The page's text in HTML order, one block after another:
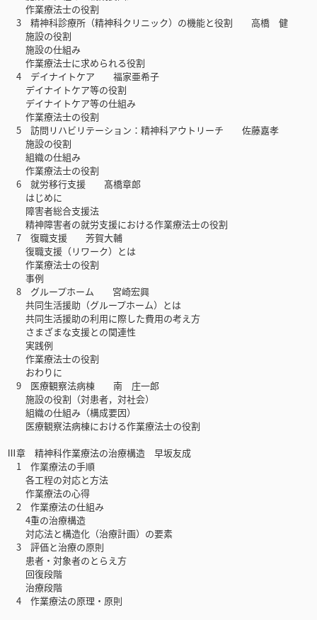
作業療法士の役割
3 精神科診療所（精神科クリニック）の機能と役割 高橋 健
施設の役割
施設の仕組み
作業療法士に求められる役割
4 デイナイトケア 福家亜希子
デイナイトケア等の役割
デイナイトケア等の仕組み
作業療法士の役割
5 訪問リハビリテーション：精神科アウトリーチ 佐藤嘉孝
施設の役割
組織の仕組み
作業療法士の役割
6 就労移行支援 髙橋章郎
はじめに
障害者総合支援法
精神障害者の就労支援における作業療法士の役割
7 復職支援 芳賀大輔
復職支援（リワーク）とは
作業療法士の役割
事例
8 グループホーム 宮崎宏興
共同生活援助（グループホーム）とは
共同生活援助の利用に際した費用の考え方
さまざまな支援との関連性
実践例
作業療法士の役割
おわりに
9 医療観察法病棟 南 庄一郎
施設の役割（対患者，対社会）
組織の仕組み（構成要因）
医療観察法病棟における作業療法士の役割
Ⅲ章 精神科作業療法の治療構造 早坂友成
1 作業療法の手順
各工程の対応と方法
作業療法の心得
2 作業療法の仕組み
4重の治療構造
対応法と構造化（治療計画）の要素
3 評価と治療の原則
患者・対象者のとらえ方
回復段階
治療段階
4 作業療法の原理・原則